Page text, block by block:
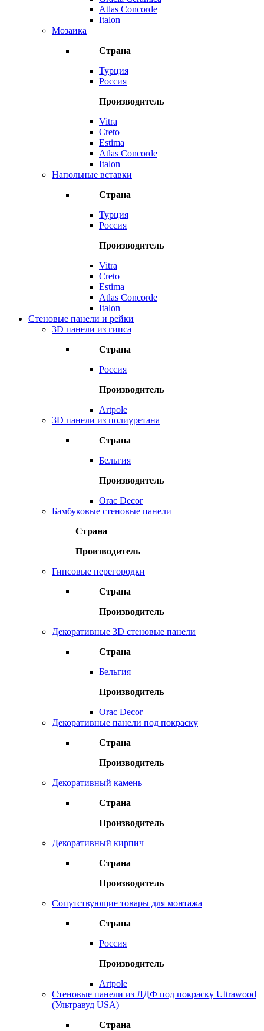
Atlas Concorde
Italon
Мозаика
Страна
Турция
Россия
Производитель
Vitra
Creto
Estima
Atlas Concorde
Italon
Напольные вставки
Страна
Турция
Россия
Производитель
Vitra
Creto
Estima
Atlas Concorde
Italon
Стеновые панели и рейки
3D панели из гипса
Страна
Россия
Производитель
Artpole
3D панели из полиуретана
Страна
Бельгия
Производитель
Orac Decor
Бамбуковые стеновые панели
Страна
Производитель
Гипсовые перегородки
Страна
Производитель
Декоративные 3D стеновые панели
Страна
Бельгия
Производитель
Orac Decor
Декоративные панели под покраску
Страна
Производитель
Декоративный камень
Страна
Производитель
Декоративный кирпич
Страна
Производитель
Сопутствующие товары для монтажа
Страна
Россия
Производитель
Artpole
Стеновые панели из ЛДФ под покраску Ultrawood
(Ультравуд USA)
Страна